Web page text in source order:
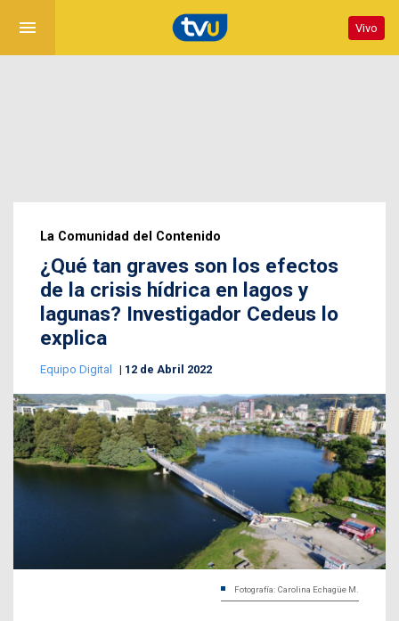
menu Vivo
La Comunidad del Contenido
¿Qué tan graves son los efectos
de la crisis hídrica en lagos y
lagunas? Investigador Cedeus lo
explica
Equipo Digital 12 de Abril 2022
Fotografía: Carolina Echagüe M.